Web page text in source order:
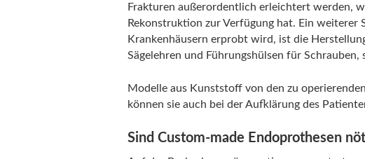
Frakturen außerordentlich erleichtert werden,
Rekonstruktion zur Verfügung hat. Ein weiterer
Krankenhäusern erprobt wird, ist die
Sägelehren und Führungshülsen für
Modelle aus Kunststoff von den zu
können sie auch bei der Aufklärung des
Sind Custom-made Endoprothesen